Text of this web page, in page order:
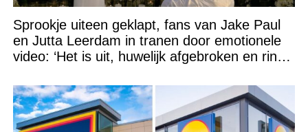
Sprookje uiteen geklapt, fans van Jake Paul
en Jutta Leerdam in tranen door emotionele
video: ‘Het is uit, huwelijk afgebroken en ring